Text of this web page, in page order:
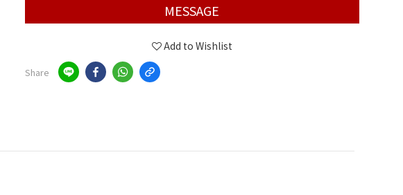
MESSAGE
Add to Wishlist
Share